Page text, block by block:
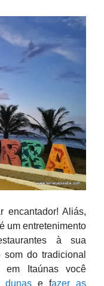
encantador! Aliás,
um entretenimento
à sua
do tradicional
em Itaúnas você
e fazer as